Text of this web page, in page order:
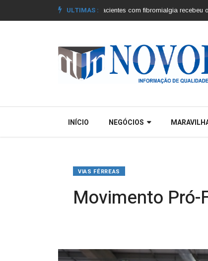
ULTIMAS :
Grupo de pacientes com fibromialgia recebeu
INÍCIO NEGÓCIOS
VIAS FÉRREAS
Movimento Pró-